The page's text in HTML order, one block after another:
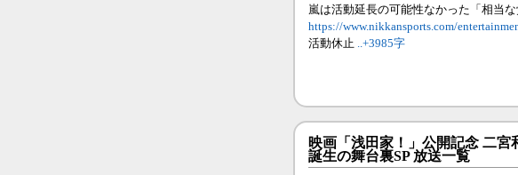
嵐は活動延長の可能性なかった「相当な
https://www.nikkansports.com/
活動休止 ..+3985字
映画「浅田家！」公開記念 二
誕生の舞台裏SP 放送一覧